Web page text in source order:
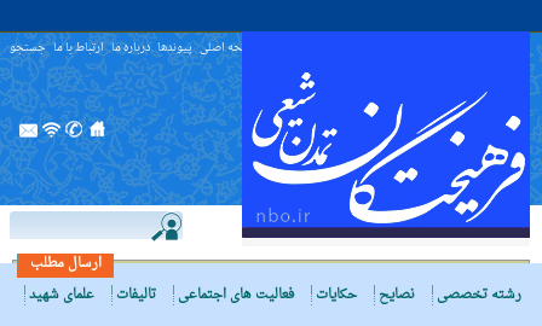
صفحه اصلی پیوندها درباره ما ارتباط با ما جستجو
ارسال مطلب
رشته تخصصی
نصایح حکایات فعالیت های اجتماعی تالیفات
علمای شهید